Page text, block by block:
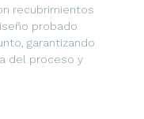
recubrimientos
probado
garantizando
del proceso y